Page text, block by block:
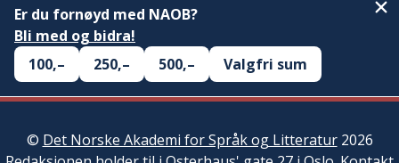
Er du fornøyd med NAOB?
Bli med og bidra!
100,–
250,– 500,– Valgfri sum
© Det Norske Akademi for Språk og Litteratur2026